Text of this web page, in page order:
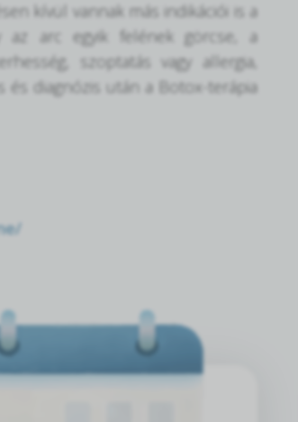
kívül vannak más indikációi is a
az arc egyik felének görcse, a
szoptatás vagy allergia,
és diagnózis után a Botox-terápia